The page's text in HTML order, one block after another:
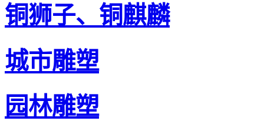
铜狮子、铜麒麟
城市雕塑
园林雕塑